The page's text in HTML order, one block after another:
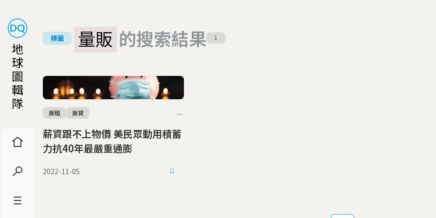
地
球
圖
輯
隊
標籤 量販 的搜索結果 1
薪資跟不上物價 美民眾動用積蓄
力抗40年最嚴重通膨
房租 房貸
2022-11-05